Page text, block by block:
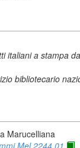
italiani a stampa
bibliotecario
Marucelliana
Mel.2244.01